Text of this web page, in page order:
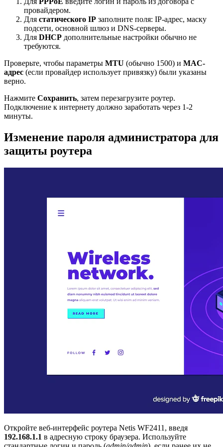
провайдером.
Для статического IP заполните поля: IP-адрес, маску
подсети, основной шлюз и DNS-серверы.
Для DHCP дополнительные настройки обычно не
требуются.
Проверьте, чтобы параметры MTU (обычно 1500) и MAC-
адрес (если провайдер использует привязку) были указаны
верно.
Нажмите Сохранить, затем перезагрузите роутер.
Подключение к интернету должно заработать через 1-2
минуты.
Изменение пароля администратора для
защиты роутера
Откройте веб-интерфейс роутера Netis WF2411, введя
192.168.1.1 в адресную строку браузера. Используйте